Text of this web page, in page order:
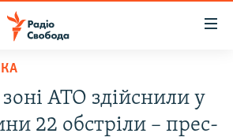
АТО здійснили у
22 обстріли – прес-